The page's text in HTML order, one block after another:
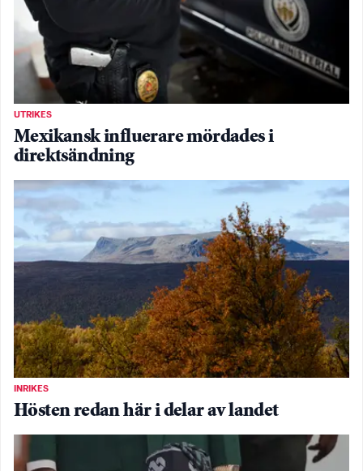
UTRIKES
Mexikansk influerare mördades i
direktsändning
INRIKES
Hösten redan här i delar av landet